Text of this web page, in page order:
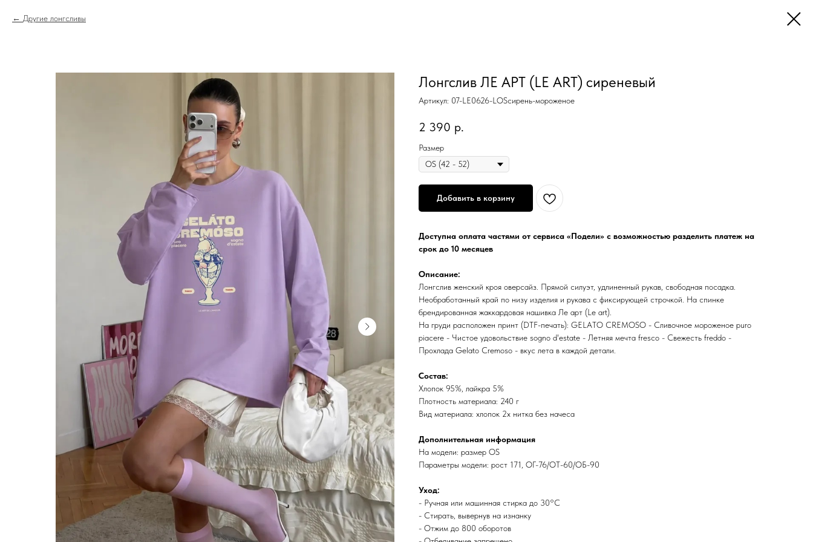
Другие лонгсливы
Лонгслив ЛЕ АРТ (LE ART) сиреневый
Артикул: 07-LE0626-LOSсирень-мороженое
2 390 р.
Размер
Добавить в корзину
Доступна оплата частями от сервиса «Подели» с возможностью разделить платеж на
срок до 10 месяцев
Описание:
Лонгслив женский кроя оверсайз. Прямой силуэт, удлиненный рукав, свободная посадка.
Необработанный край по низу изделия и рукава с фиксирующей строчкой. На спинке
брендированная жаккардовая нашивка Ле арт (Le art).
На груди расположен принт (DTF-печать): GELATO CREMOSO - Сливочное мороженое puro
piacere - Чистое удовольствие sogno d'estate - Летняя мечта fresco - Свежесть freddo -
Прохлада Gelato Cremoso - вкус лета в каждой детали.
Состав:
Хлопок 95%, лайкра 5%
Плотность материала: 240 г
Вид материала: хлопок 2х нитка без начеса
Дополнительная информация
На модели: размер OS
Параметры модели: рост 171, ОГ-76/ОТ-60/ОБ-90
Уход:
- Ручная или машинная стирка до 30°С
- Стирать, вывернув на изнанку
- Отжим до 800 оборотов